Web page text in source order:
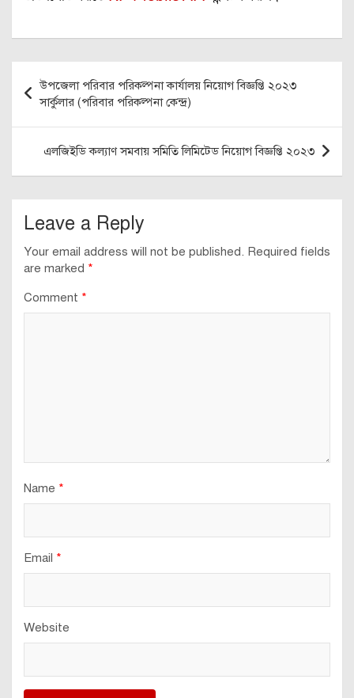
Post
navigation
উপজেলা পরিবার পরিকল্পনা কার্যালয় নিয়োগ বিজ্ঞপ্তি ২০২৩
সার্কুলার (পরিবার পরিকল্পনা কেন্দ্র)
এলজিইডি কল্যাণ সমবায় সমিতি লিমিটেড নিয়োগ বিজ্ঞপ্তি ২০২৩
Leave a Reply
Your email address will not be published. Required fields
are marked *
Comment *
Name *
Email *
Website